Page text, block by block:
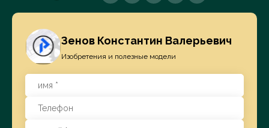
Зенов Константин Валерьевич
Изобретения и полезные модели